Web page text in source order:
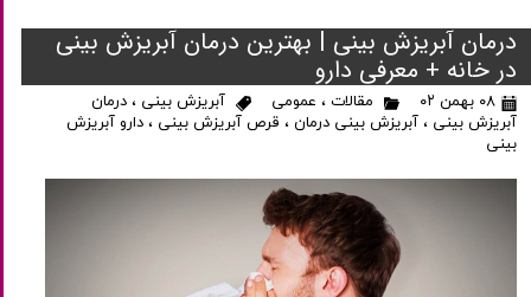
درمان آبریزش بینی | بهترین درمان آبریزش بینی
در خانه + معرفی دارو
۰۸ بهمن ۰۲ مقالات ، عمومی آبریزش بینی ، درمان
آبریزش بینی ، آبریزش بینی درمان ، قرص آبریزش بینی ، دارو آبریزش
بینی